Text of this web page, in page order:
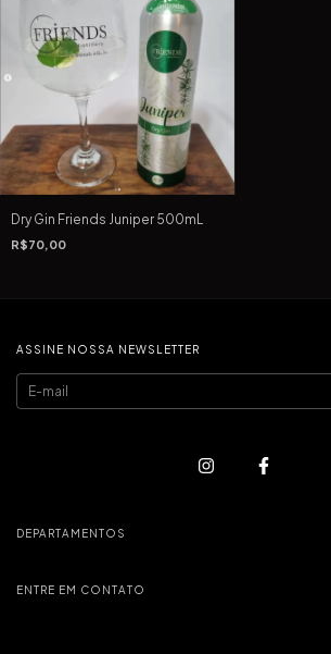
Dry Gin Friends Juniper 500mL
R$70,00
ASSINE NOSSA NEWSLETTER
DEPARTAMENTOS
ENTRE EM CONTATO